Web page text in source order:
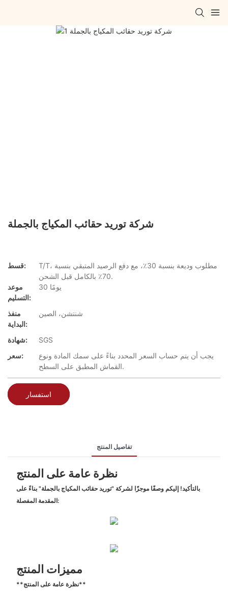
شركة توريد حقائب المكياج بالجملة
قسط:
T/T، مطلوب وديعة بنسبة 30٪، مع دفع الرصيد المتبقي بنسبة
70٪ بالكامل قبل الشحن.
موعد
التسليم:
30 يومًا
منفذ
البداية:
شنتشن، الصين
شهادة:
SGS
سعر:
يجب أن يتم حساب السعر المحدد بناءً على سمك المادة ونوع
القماش المطبق على السطح.
استفسار
تفاصيل المنتج
نظرة عامة على المنتج
بالتأكيد! إليكم وصفًا موجزًا ​​لشركة "توريد حقائب المكياج بالجملة" بناءً على
المقدمة المفصلة:
مميزات المنتج
**نظرة عامة على المنتج**